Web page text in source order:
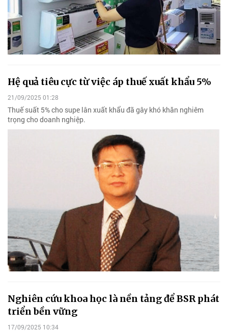
Hệ quả tiêu cực từ việc áp thuế xuất khẩu 5%
21/09/2025 01:28
Thuế suất 5% cho supe lân xuất khẩu đã gây khó khăn nghiêm
trọng cho doanh nghiệp.
Nghiên cứu khoa học là nền tảng để BSR phát
triển bền vững
17/09/2025 10:34